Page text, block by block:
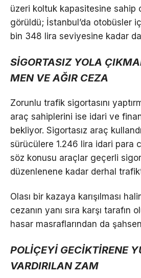
üzeri koltuk kapasitesine sahip
görüldü; İstanbul’da otobüsler
bin 348 lira seviyesine kadar
SİGORTASIZ YOLA
MEN VE AĞIR CEZA
Zorunlu trafik sigortasını
araç sahiplerini ise idari ve
bekliyor. Sigortasız araç
sürücülere 1.246 lira idari para
söz konusu araçlar geçerli
düzenlenene kadar derhal
Olası bir kazaya karışılması
cezanın yanı sıra karşı tarafın
hasar masraflarından da
POLİÇEYİ GECİKTİRENE
VARDIRILAN ZAM